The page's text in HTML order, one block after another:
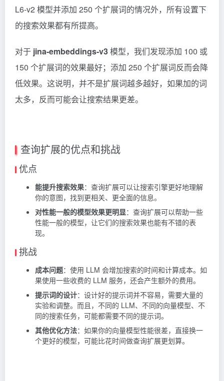
L6-v2 模型并添加 250 个扩展词的情况外，所有设置下
的搜索效果都有所提高。
对于 jina-embeddings-v3模型，我们发现添加 100 或
150 个扩展词的效果最好；添加 250 个扩展词反而会降
低效果。这说明，并不是扩展词越多越好，如果加的词
太多，反而可能会让搜索结果更差。
查询扩展的优点和挑战
优点
能提升搜索效果：查询扩展可以让搜索引擎更好地理解
你的意图，找到更相关、更全面的信息。
对性能一般的模型效果更明显：查询扩展可以帮助一些
性能一般的模型，让它们的搜索效果也能有不错的表
现。
挑战
成本问题：使用 LLM 会增加搜索的时间和计算成本。如
果使用一些收费的 LLM 服务，还会产生额外的费用。
提示词的设计：设计好的提示词并不容易，需要大量的
实验和调整。而且，不同的 LLM、不同的向量模型、不
同的搜索任务，可能都需要不同的提示词。
其他优化方法：如果你的向量模型性能很差，直接换一
个更好的模型，可能比花时间做查询扩展更划算。